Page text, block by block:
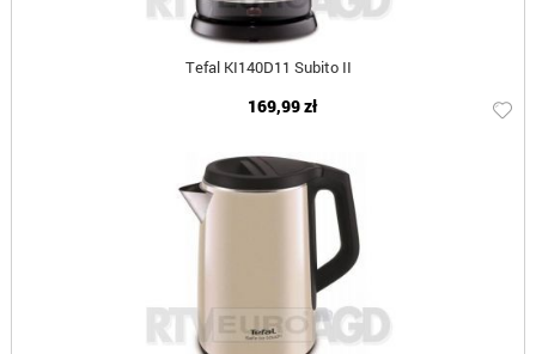
Tefal KI140D11 Subito II
169,99 zł